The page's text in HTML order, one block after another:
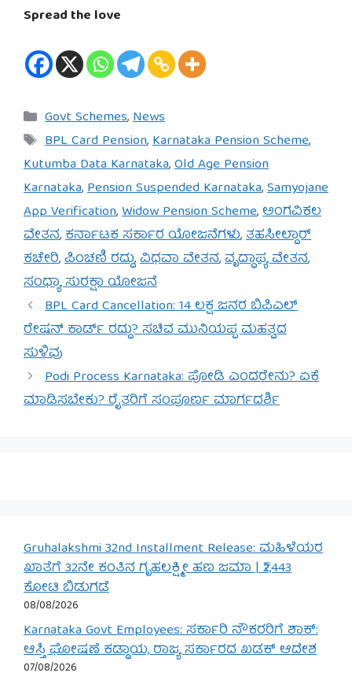
Spread the love
Categories
Govt Schemes,News
Tags
BPL Card Pension,Karnataka Pension Scheme,
Kutumba Data Karnataka,Old Age Pension
Karnataka,Pension Suspended Karnataka,Samyojane
App Verification,Widow Pension Scheme,ಅಂಗವಿಕಲ
ವೇತನ,ಕರ್ನಾಟಕ ಸರ್ಕಾರ ಯೋಜನೆಗಳು,ತಹಸೀಲ್ದಾರ್
ಕಚೇರಿ,ಪಿಂಚಣಿ ರದ್ದು,ವಿಧವಾ ವೇತನ,ವೃದ್ಧಾಪ್ಯ ವೇತನ,
ಸಂಧ್ಯಾ ಸುರಕ್ಷಾ ಯೋಜನೆ
BPL Card Cancellation: 14 ಲಕ್ಷ ಜನರ ಬಿಪಿಎಲ್
ರೇಷನ್ ಕಾರ್ಡ್ ರದ್ದು? ಸಚಿವ ಮುನಿಯಪ್ಪ ಮಹತ್ವದ
ಸುಳಿವು
Podi Process Karnataka: ಪೋಡಿ ಎಂದರೇನು? ಏಕೆ
ಮಾಡಿಸಬೇಕು? ರೈತರಿಗೆ ಸಂಪೂರ್ಣ ಮಾರ್ಗದರ್ಶಿ
Gruhalakshmi 32nd Installment Release: ಮಹಿಳೆಯರ
ಖಾತೆಗೆ 32ನೇ ಕಂತಿನ ಗೃಹಲಕ್ಷ್ಮೀ ಹಣ ಜಮಾ | ₹2,443
ಕೋಟಿ ಬಿಡುಗಡೆ
08/08/2026
Karnataka Govt Employees: ಸರ್ಕಾರಿ ನೌಕರರಿಗೆ ಶಾಕ್:
ಆಸ್ತಿ ಘೋಷಣೆ ಕಡ್ಡಾಯ, ರಾಜ್ಯ ಸರ್ಕಾರದ ಖಡಕ್ ಆದೇಶ
07/08/2026